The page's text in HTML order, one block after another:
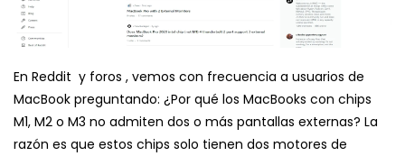
En Reddit y foros , vemos con frecuencia a usuarios de
MacBook preguntando: ¿Por qué los MacBooks con chips
M1, M2 o M3 no admiten dos o más pantallas externas? La
razón es que estos chips solo tienen dos motores de